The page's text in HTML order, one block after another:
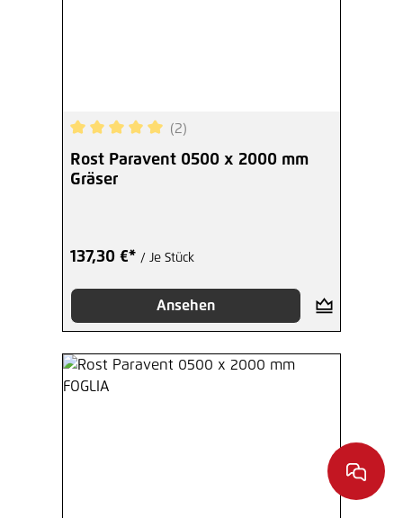
Durchschnittliche Bewertung von 5 von 5
(2)
Rost Paravent 0500 x 2000 mm
Gräser
137,30 €* / Je Stück
Ansehen